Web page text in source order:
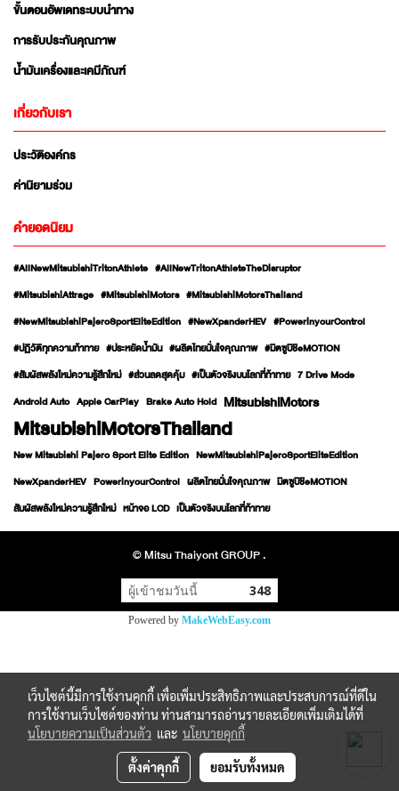
ขั้นตอนอัพเดทระบบนำทาง
การรับประกันคุณภาพ
น้ำมันเครื่องและเคมีภัณฑ์
เกี่ยวกับเรา
ประวัติองค์กร
ค่านิยามร่วม
คำยอดนิยม
#AllNewMitsubishiTritonAthlete #AllNewTritonAthleteTheDisruptor
#MitsubishiAttrage #MitsubishiMotors #MitsubishiMotorsThailand
#NewMitsubishiPajeroSportEliteEdition #NewXpanderHEV #PowerinyourControl
#ปฏิวัติทุกความท้าทาย #ประหยัดน้ำมัน #ผลิตไทยมั่นใจคุณภาพ #มิตซูบิชิeMOTION
#สัมผัสพลังใหม่ความรู้สึกใหม่ #ส่วนลดสุดคุ้ม #เป็นตัวจริงบนโลกที่ท้าทาย 7 Drive Mode
Android Auto Apple CarPlay Brake Auto Hold MitsubishiMotors
MitsubishiMotorsThailand
New Mitsubishi Pajero Sport Elite Edition NewMitsubishiPajeroSportEliteEdition
NewXpanderHEV PowerinyourControl ผลิตไทยมั่นใจคุณภาพ มิตซูบิชิeMOTION
สัมผัสพลังใหม่ความรู้สึกใหม่ หน้าจอ LCD เป็นตัวจริงบนโลกที่ท้าทาย
© Mitsu Thaiyont GROUP .
ผู้เข้าชมวันนี้ 348
Powered by MakeWebEasy.com
เว็บไซต์นี้มีการใช้งานคุกกี้ เพื่อเพิ่มประสิทธิภาพและประสบการณ์ที่ดีใน
การใช้งานเว็บไซต์ของท่าน ท่านสามารถอ่านรายละเอียดเพิ่มเติมได้ที่
นโยบายความเป็นส่วนตัว และ นโยบายคุกกี้
ตั้งค่าคุกกี้ ยอมรับทั้งหมด